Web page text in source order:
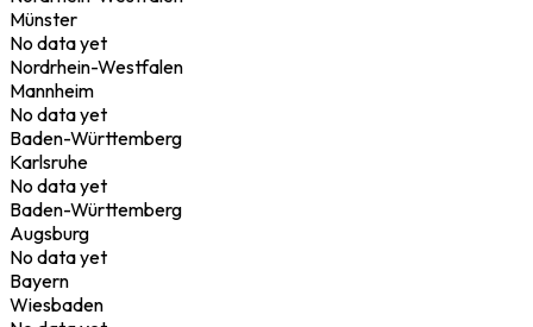
Münster
No data yet
Nordrhein-Westfalen
Mannheim
No data yet
Baden-Württemberg
Karlsruhe
No data yet
Baden-Württemberg
Augsburg
No data yet
Bayern
Wiesbaden